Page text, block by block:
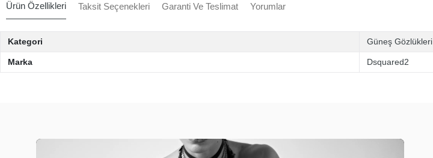
Ürün Özellikleri Taksit Seçenekleri Garanti Ve Teslimat Yorumlar
Kategori Güneş Gözlükleri
Marka Dsquared2